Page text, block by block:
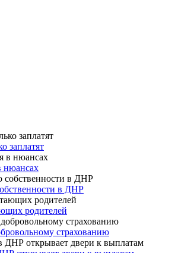
заплатят
нюансах
в ДНР
родителей
страхованию